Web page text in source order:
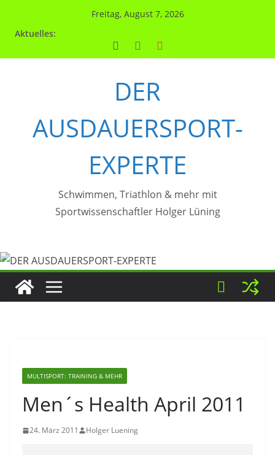
Freitag, August 7, 2026
Aktuelles:
DER
AUSDAUERSPORT-
EXPERTE
Schwimmen, Triathlon & mehr mit
Sportwissenschaftler Holger Lüning
MULTISPORT: TRAINING & MEHR
Men´s Health April 2011
24. März 2011 Holger Luening